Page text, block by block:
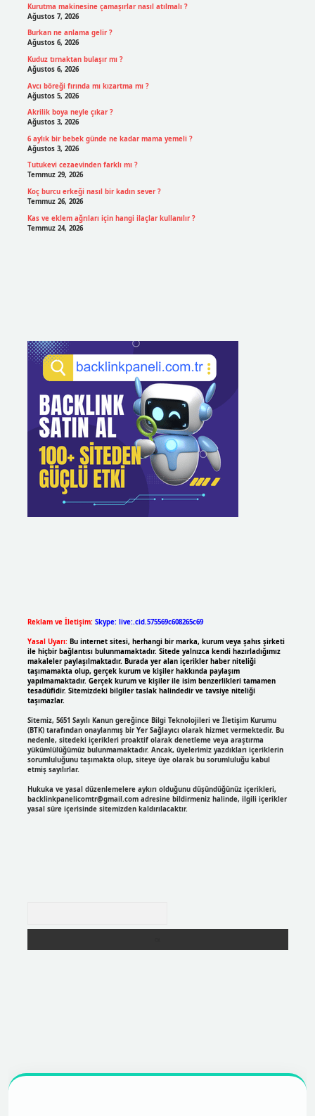
Kurutma makinesine çamaşırlar nasıl atılmalı ?
Ağustos 7, 2026
Burkan ne anlama gelir ?
Ağustos 6, 2026
Kuduz tırnaktan bulaşır mı ?
Ağustos 6, 2026
Avcı böreği fırında mı kızartma mı ?
Ağustos 5, 2026
Akrilik boya neyle çıkar ?
Ağustos 3, 2026
6 aylık bir bebek günde ne kadar mama yemeli ?
Ağustos 3, 2026
Tutukevi cezaevinden farklı mı ?
Temmuz 29, 2026
Koç burcu erkeği nasıl bir kadın sever ?
Temmuz 26, 2026
Kas ve eklem ağrıları için hangi ilaçlar kullanılır ?
Temmuz 24, 2026
Reklam ve İletişim: Skype: live:.cid.575569c608265c69
Yasal Uyarı: Bu internet sitesi, herhangi bir marka, kurum veya şahıs şirketi
ile hiçbir bağlantısı bulunmamaktadır. Sitede yalnızca kendi hazırladığımız
makaleler paylaşılmaktadır. Burada yer alan içerikler haber niteliği
taşımamakta olup, gerçek kurum ve kişiler hakkında paylaşım
yapılmamaktadır. Gerçek kurum ve kişiler ile isim benzerlikleri tamamen
tesadüfidir. Sitemizdeki bilgiler taslak halindedir ve tavsiye niteliği
taşımazlar.
Sitemiz, 5651 Sayılı Kanun gereğince Bilgi Teknolojileri ve İletişim Kurumu
(BTK) tarafından onaylanmış bir Yer Sağlayıcı olarak hizmet vermektedir. Bu
nedenle, sitedeki içerikleri proaktif olarak denetleme veya araştırma
yükümlülüğümüz bulunmamaktadır. Ancak, üyelerimiz yazdıkları içeriklerin
sorumluluğunu taşımakta olup, siteye üye olarak bu sorumluluğu kabul
etmiş sayılırlar.
Hukuka ve yasal düzenlemelere aykırı olduğunu düşündüğünüz içerikleri,
backlinkpanelicomtr@gmail.comadresine bildirmeniz halinde, ilgili içerikler
yasal süre içerisinde sitemizden kaldırılacaktır.